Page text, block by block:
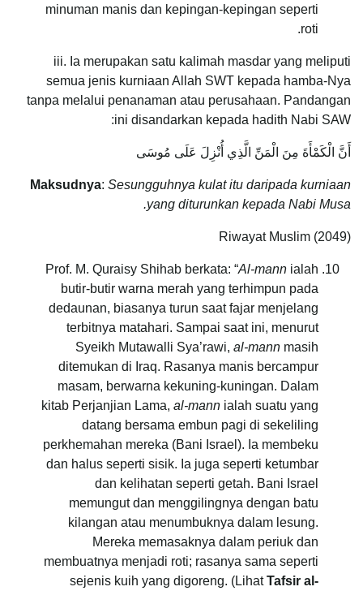
minuman manis dan kepingan-kepingan seperti
roti.
iii. Ia merupakan satu kalimah masdar yang meliputi
semua jenis kurniaan Allah SWT kepada hamba-Nya
tanpa melalui penanaman atau perusahaan. Pandangan
ini disandarkan kepada hadith Nabi SAW:
أَنَّ الْكَمْأَةَ مِنَ الْمَنِّ الَّذِي أُنْزِلَ عَلَى مُوسَى
Maksudnya: Sesungguhnya kulat itu daripada kurniaan
yang diturunkan kepada Nabi Musa.
Riwayat Muslim (2049)
Prof. M. Quraisy Shihab berkata: “Al-mann ialah
butir-butir warna merah yang terhimpun pada
dedaunan, biasanya turun saat fajar menjelang
terbitnya matahari. Sampai saat ini, menurut
Syeikh Mutawalli Sya’rawi, al-mann masih
ditemukan di Iraq. Rasanya manis bercampur
masam, berwarna kekuning-kuningan. Dalam
kitab Perjanjian Lama, al-mann ialah suatu yang
datang bersama embun pagi di sekeliling
perkhemahan mereka (Bani Israel). Ia membeku
dan halus seperti sisik. Ia juga seperti ketumbar
dan kelihatan seperti getah. Bani Israel
memungut dan menggilingnya dengan batu
kilangan atau menumbuknya dalam lesung.
Mereka memasaknya dalam periuk dan
membuatnya menjadi roti; rasanya sama seperti
sejenis kuih yang digoreng. (LihatTafsir al-